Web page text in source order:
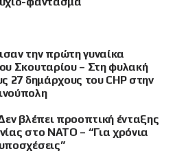
την πρώτη γυναίκα
Σκουταρίου – Στη φυλακή
27 δημάρχους του CHP στην
βλέπει προοπτική ένταξης
στο ΝΑΤΟ – “Για χρόνια